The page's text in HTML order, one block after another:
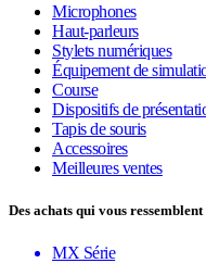
Microphones
Haut-parleurs
Stylets numériques
Équipement de
Course
Dispositifs de
Tapis de souris
Accessoires
Meilleures ventes
Des achats qui vous ressemblent
MX Série